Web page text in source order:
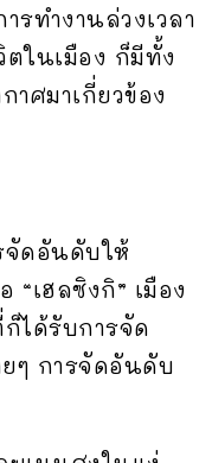
รทำงานล่วงเวลา
ตในเมือง ก็มีทั้ง
ศมาเกี่ยวข้อง
จัดอันดับให้
“เฮลซิงกิ” เมือง
ได้รับการจัด
ๆ การจัดอันดับ